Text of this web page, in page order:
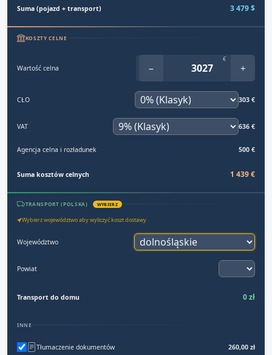
Suma (pojazd + transport) 3 479 $
KOSZTY CELNE
Wartość celna −
€
+
CŁO 303 €
VAT 636 €
Agencja celna i rozładunek 500 €
Suma kosztów celnych 1 439 €
TRANSPORT (POLSKA) WYBIERZ
Wybierz województwo aby wyliczyć koszt dostawy
Województwo
Powiat
Transport do domu 0 zł
INNE
Tłumaczenie dokumentów 260,00 zł